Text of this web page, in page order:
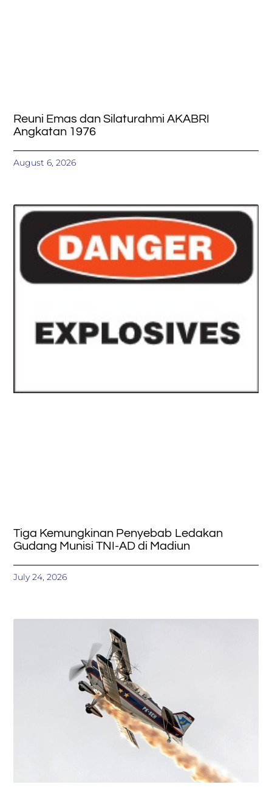
Reuni Emas dan Silaturahmi AKABRI
Angkatan 1976
August 6, 2026
Tiga Kemungkinan Penyebab Ledakan
Gudang Munisi TNI-AD di Madiun
July 24, 2026